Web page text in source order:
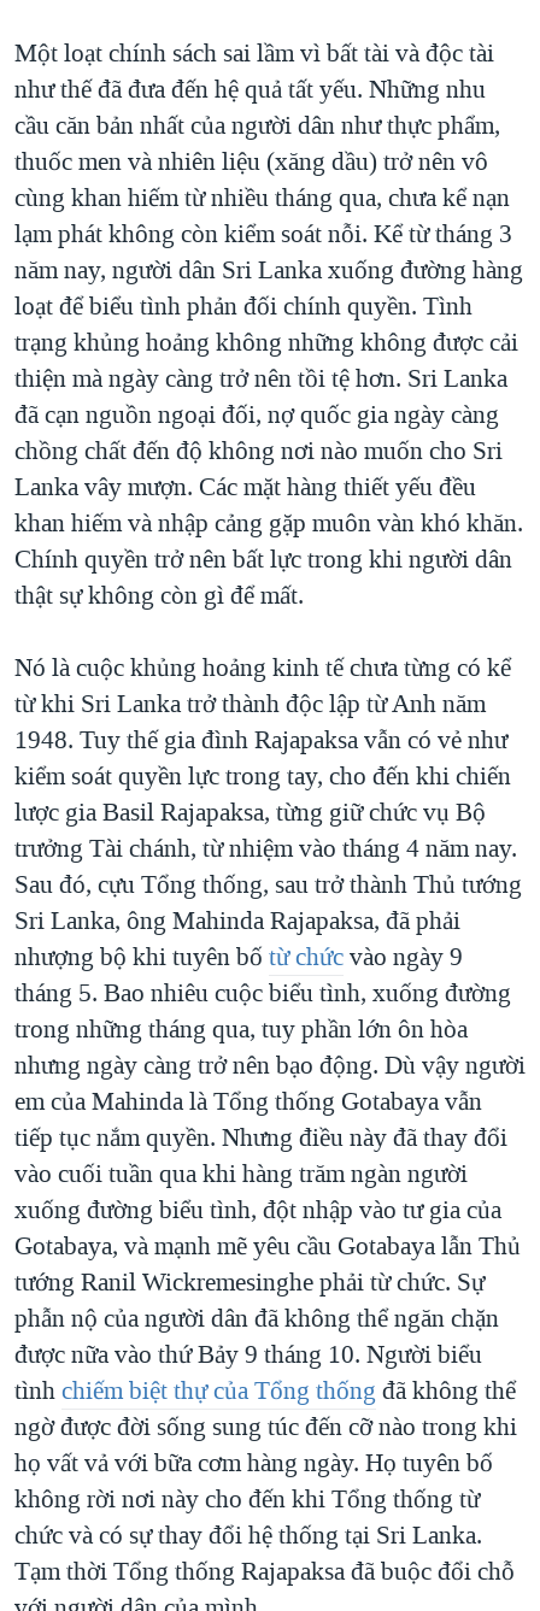
Một loạt chính sách sai lầm vì bất tài và độc tài
như thế đã đưa đến hệ quả tất yếu. Những nhu
cầu căn bản nhất của người dân như thực phẩm,
thuốc men và nhiên liệu (xăng dầu) trở nên vô
cùng khan hiếm từ nhiều tháng qua, chưa kể nạn
lạm phát không còn kiểm soát nỗi. Kể từ tháng 3
năm nay, người dân Sri Lanka xuống đường hàng
loạt để biểu tình phản đối chính quyền. Tình
trạng khủng hoảng không những không được cải
thiện mà ngày càng trở nên tồi tệ hơn. Sri Lanka
đã cạn nguồn ngoại đối, nợ quốc gia ngày càng
chồng chất đến độ không nơi nào muốn cho Sri
Lanka vây mượn. Các mặt hàng thiết yếu đều
khan hiếm và nhập cảng gặp muôn vàn khó khăn.
Chính quyền trở nên bất lực trong khi người dân
thật sự không còn gì để mất.
Nó là cuộc khủng hoảng kinh tế chưa từng có kể
từ khi Sri Lanka trở thành độc lập từ Anh năm
1948. Tuy thế gia đình Rajapaksa vẫn có vẻ như
kiểm soát quyền lực trong tay, cho đến khi chiến
lược gia Basil Rajapaksa, từng giữ chức vụ Bộ
trưởng Tài chánh, từ nhiệm vào tháng 4 năm nay.
Sau đó, cựu Tổng thống, sau trở thành Thủ tướng
Sri Lanka, ông Mahinda Rajapaksa, đã phải
nhượng bộ khi tuyên bố từ chứcvào ngày 9
tháng 5. Bao nhiêu cuộc biểu tình, xuống đường
trong những tháng qua, tuy phần lớn ôn hòa
nhưng ngày càng trở nên bạo động. Dù vậy người
em của Mahinda là Tổng thống Gotabaya vẫn
tiếp tục nắm quyền. Nhưng điều này đã thay đổi
vào cuối tuần qua khi hàng trăm ngàn người
xuống đường biểu tình, đột nhập vào tư gia của
Gotabaya, và mạnh mẽ yêu cầu Gotabaya lẫn Thủ
tướng Ranil Wickremesinghe phải từ chức. Sự
phẫn nộ của người dân đã không thể ngăn chặn
được nữa vào thứ Bảy 9 tháng 10. Người biểu
tìnhchiếm biệt thự của Tổng thống đã không thể
ngờ được đời sống sung túc đến cỡ nào trong khi
họ vất vả với bữa cơm hàng ngày. Họ tuyên bố
không rời nơi này cho đến khi Tổng thống từ
chức và có sự thay đổi hệ thống tại Sri Lanka.
Tạm thời Tổng thống Rajapaksa đã buộc đổi chỗ